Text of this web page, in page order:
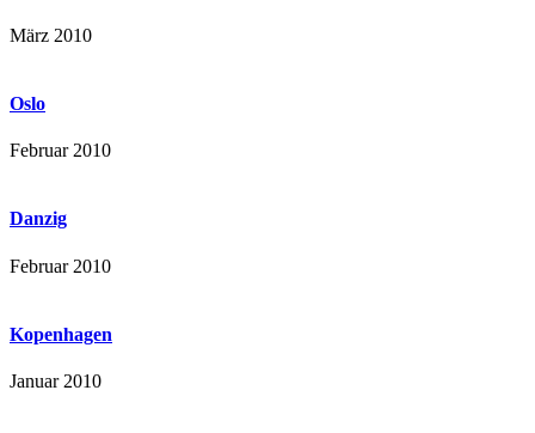
März 2010
Oslo
Februar 2010
Danzig
Februar 2010
Kopenhagen
Januar 2010